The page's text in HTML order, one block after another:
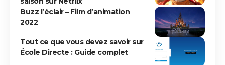
Buzz l’éclair – Film d’animation
2022
Tout ce que vous devez savoir sur
École Directe : Guide complet